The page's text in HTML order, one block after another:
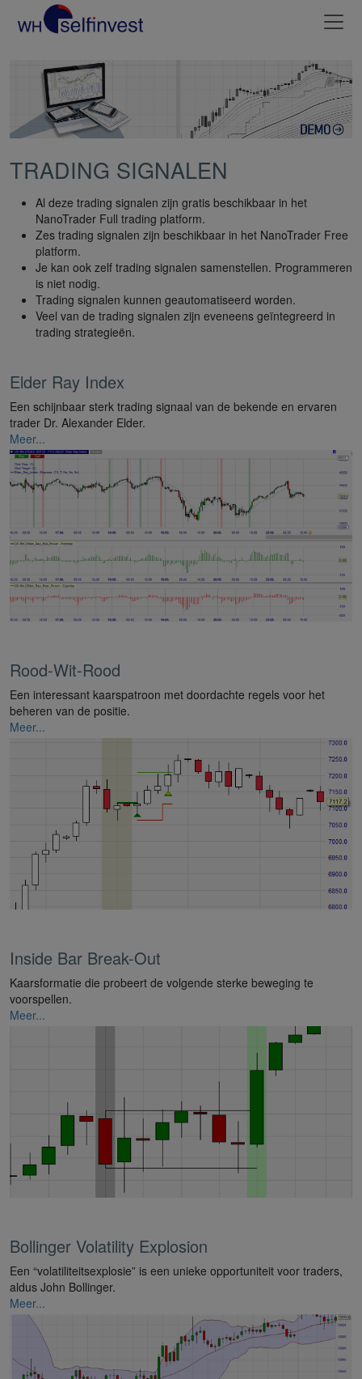
TRADING SIGNALEN
Al deze trading signalen zijn gratis beschikbaar in het
NanoTrader Full trading platform.
Zes trading signalen zijn beschikbaar in het NanoTrader Free
platform.
Je kan ook zelf trading signalen samenstellen. Programmeren
is niet nodig.
Trading signalen kunnen geautomatiseerd worden.
Veel van de trading signalen zijn eveneens geïntegreerd in
trading strategieën.
Elder Ray Index
Een schijnbaar sterk trading signaal van de bekende en ervaren
trader Dr. Alexander Elder.
Meer...
Rood-Wit-Rood
Een interessant kaarspatroon met doordachte regels voor het
beheren van de positie.
Meer...
Inside Bar Break-Out
Kaarsformatie die probeert de volgende sterke beweging te
voorspellen.
Meer...
Bollinger Volatility Explosion
Een “volatiliteitsexplosie” is een unieke opportuniteit voor traders,
aldus John Bollinger.
Meer...